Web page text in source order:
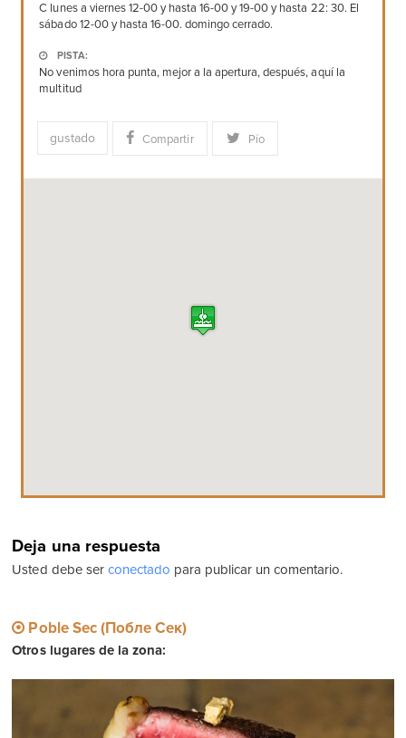
C lunes a viernes 12-00 y hasta 16-00 y 19-00 y hasta 22: 30. El
sábado 12-00 y hasta 16-00. domingo cerrado.
PISTA:
No venimos hora punta, mejor a la apertura, después, aquí la
multitud
gustado Compartir Pío
Deja una respuesta
Usted debe ser conectado para publicar un comentario.
Poble Sec (Побле Сек)
Otros lugares de la zona: